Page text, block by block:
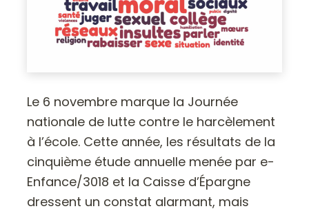
Le 6 novembre marque la Journée
nationale de lutte contre le harcèlement
à l’école. Cette année, les résultats de la
cinquième étude annuelle menée par e-
Enfance/3018 et la Caisse d’Épargne
dressent un constat alarmant, mais